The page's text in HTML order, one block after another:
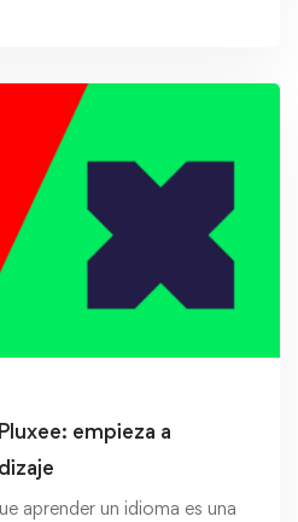
empieza a
aprender un idioma es una